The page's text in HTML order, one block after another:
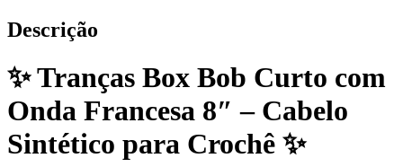
Descrição
✨ Tranças Box Bob Curto com
Onda Francesa 8″ – Cabelo
Sintético para Crochê ✨